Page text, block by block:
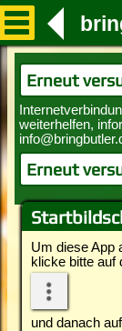
Um diese App
klicke bitte auf
und danach auf
Erneut
Erneut